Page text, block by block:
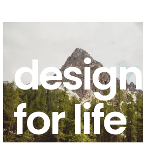
design
for life